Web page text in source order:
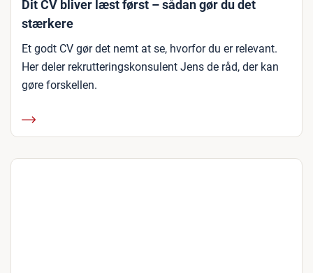
Dit CV bliver læst først – sådan gør du det
stærkere
Et godt CV gør det nemt at se, hvorfor du er relevant.
Her deler rekrutteringskonsulent Jens de råd, der kan
gøre forskellen.